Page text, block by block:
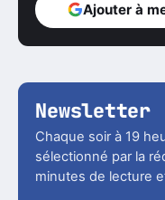
Ajouter à
Newsletter
Chaque soir à 19
sélectionné par la
minutes de lecture